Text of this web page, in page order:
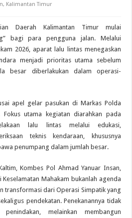
, Kalimantan Timur
Daerah Kalimantan Timur mulai
bagi para pengguna jalan. Melalui
2026, aparat lalu lintas menegaskan
menjadi prioritas utama sebelum
besar diberlakukan dalam operasi-
apel gelar pasukan di Markas Polda
Fokus utama kegiatan diarahkan pada
lalu lintas melalui edukasi,
teknis kendaraan, khususnya
penumpang dalam jumlah besar.
Kombes Pol Ahmad Yanuar Insan,
Mahakam bukanlah agenda
transformasi dari Operasi Simpatik yang
pendekatan. Penekanannya tidak
melainkan membangun